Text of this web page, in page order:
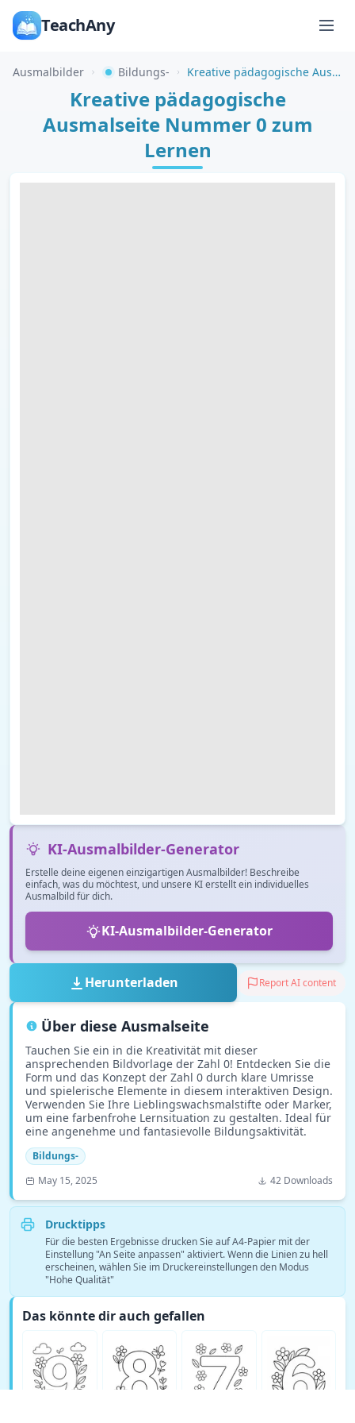
TeachAny
Ausmalbilder Bildungs- Kreative pädagogische Ausmalseite Nummer 0 zum Lernen
Kreative pädagogische
Ausmalseite Nummer 0 zum
Lernen
KI-Ausmalbilder-Generator
Erstelle deine eigenen einzigartigen Ausmalbilder! Beschreibe
einfach, was du möchtest, und unsere KI erstellt ein individuelles
Ausmalbild für dich.
KI-Ausmalbilder-Generator
Herunterladen Report AI content
Über diese Ausmalseite
Tauchen Sie ein in die Kreativität mit dieser
ansprechenden Bildvorlage der Zahl 0! Entdecken Sie die
Form und das Konzept der Zahl 0 durch klare Umrisse
und spielerische Elemente in diesem interaktiven Design.
Verwenden Sie Ihre Lieblingswachsmalstifte oder Marker,
um eine farbenfrohe Lernsituation zu gestalten. Ideal für
eine angenehme und fantasievolle Bildungsaktivität.
Bildungs-
May 15, 2025
42 Downloads
Drucktipps
Für die besten Ergebnisse drucken Sie auf A4-Papier mit der
Einstellung "An Seite anpassen" aktiviert. Wenn die Linien zu hell
erscheinen, wählen Sie im Druckereinstellungen den Modus
"Hohe Qualität"
Das könnte dir auch gefallen